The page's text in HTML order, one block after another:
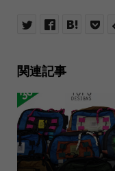
関連記事